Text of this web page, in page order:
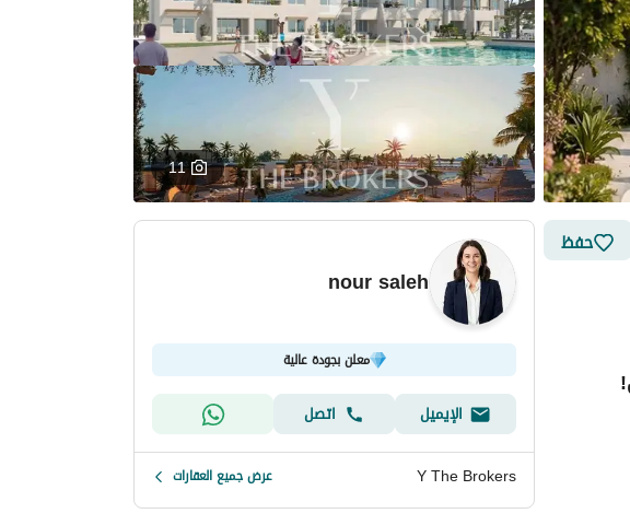
11
حفظ
nour saleh
معلن بجودة عالية
الإيميل اتصل
Y The Brokers عرض جميع العقارات